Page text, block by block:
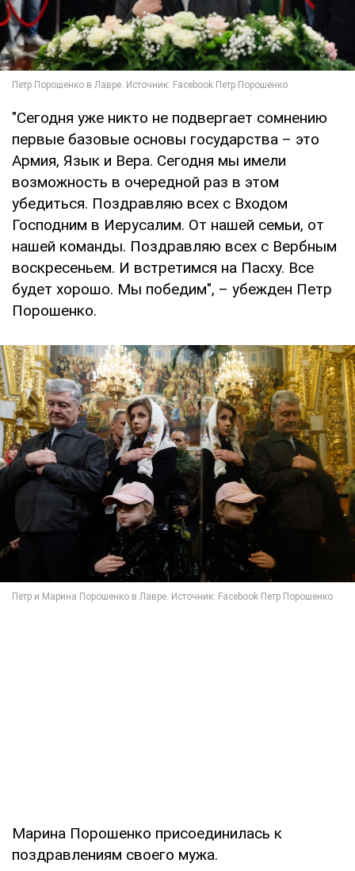
"Сегодня уже никто не подвергает сомнению
первые базовые основы государства – это
Армия, Язык и Вера. Сегодня мы имели
возможность в очередной раз в этом
убедиться. Поздравляю всех с Входом
Господним в Иерусалим. От нашей семьи, от
нашей команды. Поздравляю всех с Вербным
воскресеньем. И встретимся на Пасху. Все
будет хорошо. Мы победим", – убежден Петр
Порошенко.
Марина Порошенко присоединилась к
поздравлениям своего мужа.